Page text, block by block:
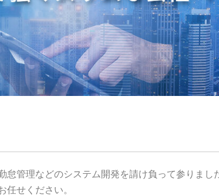
管理などのシステム開発を請け負って参りまし
せください。